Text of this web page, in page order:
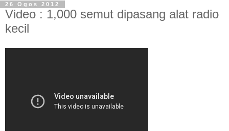
26 Ogos 2012
Video : 1,000 semut dipasang alat radio
kecil